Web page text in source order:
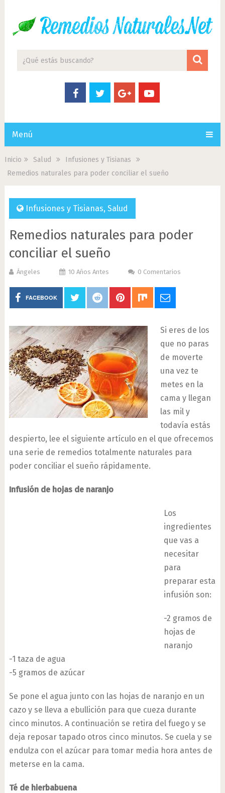
Menú
Inicio Salud
Infusiones y Tisianas
Remedios naturales para poder conciliar el sueño
Infusiones y Tisianas, Salud
Remedios naturales para poder
conciliar el sueño
Ángeles 10 Años Antes 0 Comentarios
FACEBOOK
Si eres de los
que no paras
de moverte
una vez te
metes en la
cama y llegan
las mil y
todavía estás
despierto, lee el siguiente artículo en el que ofrecemos
una serie de remedios totalmente naturales para
poder conciliar el sueño rápidamente.
Infusión de hojas de naranjo
Los
ingredientes
que vas a
necesitar
para
preparar esta
infusión son:
-2 gramos de
hojas de
naranjo
-1 taza de agua
-5 gramos de azúcar
Se pone el agua junto con las hojas de naranjo en un
cazo y se lleva a ebullición para que cueza durante
cinco minutos. A continuación se retira del fuego y se
deja reposar tapado otros cinco minutos. Se cuela y se
endulza con el azúcar para tomar media hora antes de
meterse en la cama.
Té de hierbabuena